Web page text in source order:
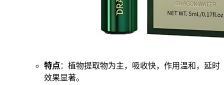
特点：植物提取物为主，吸收快，作用温和，延时
效果显著。